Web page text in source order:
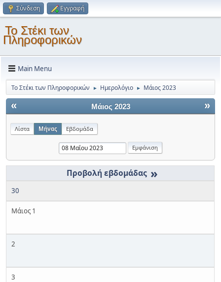
Σύνδεση Εγγραφή
Το Στέκι των
Πληροφορικών
Main Menu
Το Στέκι των Πληροφορικών ► Ημερολόγιο ► Μάιος 2023
« »
Μάιος 2023
Λίστα Μήνας Εβδομάδα
»
30
Μάιος 1
2
3